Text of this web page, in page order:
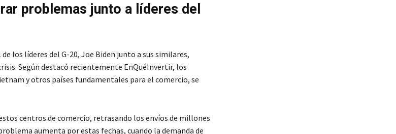
problemas junto a líderes del
los líderes del G-20, Joe Biden junto a sus similares,
Según destacó recientemente EnQuéInvertir, los
y otros países fundamentales para el comercio, se
centros de comercio, retrasando los envíos de millones
aumenta por estas fechas, cuando la demanda de